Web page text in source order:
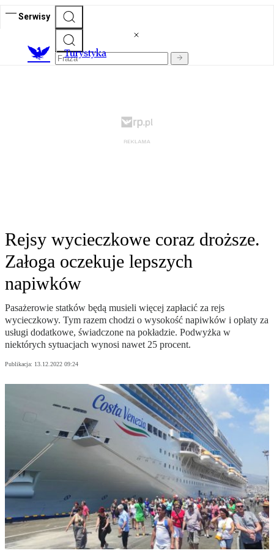
Serwisy
Turystyka
Rejsy wycieczkowe coraz droższe.
Załoga oczekuje lepszych
napiwków
Pasażerowie statków będą musieli więcej zapłacić za rejs
wycieczkowy. Tym razem chodzi o wysokość napiwków i opłaty za
usługi dodatkowe, świadczone na pokładzie. Podwyżka w
niektórych sytuacjach wynosi nawet 25 procent.
Publikacja: 13.12.2022 09:24